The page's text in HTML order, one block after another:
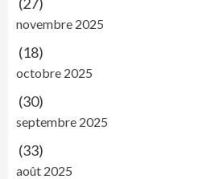
novembre 2025
(18)
octobre 2025
(30)
septembre 2025
(33)
août 2025